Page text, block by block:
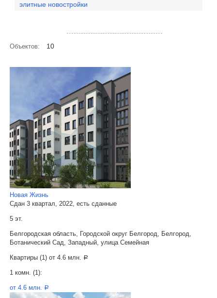
элитные новостройки
Объектов: 10
Новая Жизнь
Сдан 3 квартал, 2022, есть сданные
5 эт.
Белгородская область, Городской округ Белгород, Белгород,
Ботанический Сад, Западный, улица Семейная
Квартиры (1) от 4.6 млн. a
1 комн. (1):
от 4.6 млн. a